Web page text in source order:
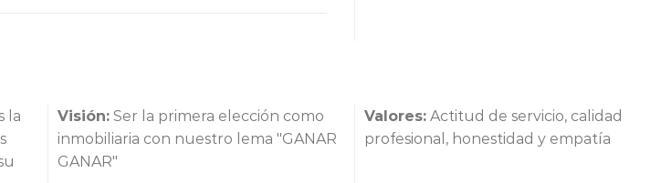
la
Visión: Ser la primera elección como
inmobiliaria con nuestro lema "GANAR
GANAR"
Valores: Actitud de servicio, calidad
profesional, honestidad y empatía